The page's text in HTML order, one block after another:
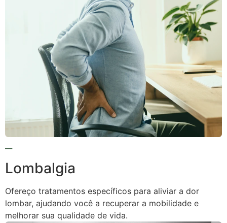
Lombalgia
Ofereço tratamentos específicos para aliviar a dor
lombar, ajudando você a recuperar a mobilidade e
melhorar sua qualidade de vida.